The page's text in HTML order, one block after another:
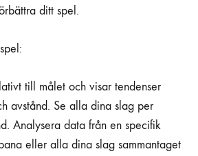
ditt spel.
till målet och visar tendenser
avstånd. Se alla dina slag per
Analysera data från en specifik
eller alla dina slag sammantaget